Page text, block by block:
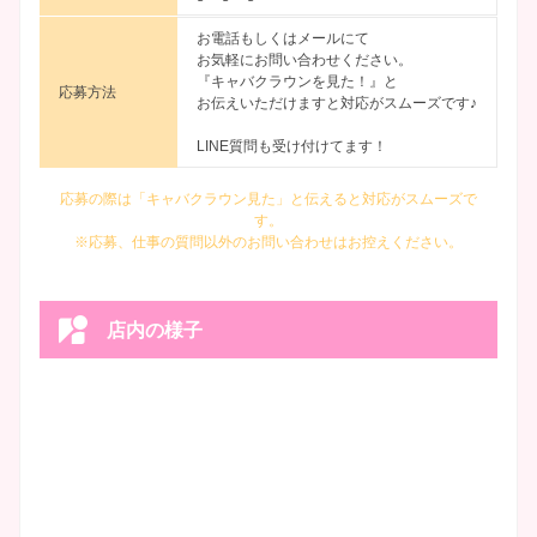
応募方法
お電話もしくはメールにて
お気軽にお問い合わせください。
『キャバクラウンを見た！』と
お伝えいただけますと対応がスムーズです♪
LINE質問も受け付けてます！
応募の際は「キャバクラウン見た」と伝えると対応がスムーズで
す。
※応募、仕事の質問以外のお問い合わせはお控えください。
店内の様子